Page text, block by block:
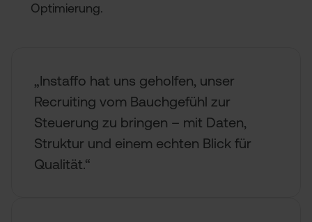
Optimierung.
„Instaffo hat uns geholfen, unser
Recruiting vom Bauchgefühl zur
Steuerung zu bringen – mit Daten,
Struktur und einem echten Blick für
Qualität.“